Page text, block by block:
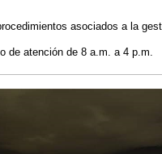
asociados a la
de atención de 8 a.m. a 4 p.m.